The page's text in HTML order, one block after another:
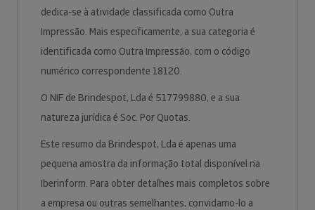
dedica-se à atividade classificada como Outra
Impressão. Mais especificamente, a sua categoria é
identificada como Outra Impressão, com o código
numérico correspondente 18120.
O NIF de Brindespot, Lda é 517799880, e a sua
natureza jurídica é Soc. Por Quotas.
Este resumo da Brindespot, Lda é apenas uma
pequena amostra da informação total disponível na
Iberinform. Para obter detalhes mais completos sobre
a empresa ou outras semelhantes, convidamo-lo a